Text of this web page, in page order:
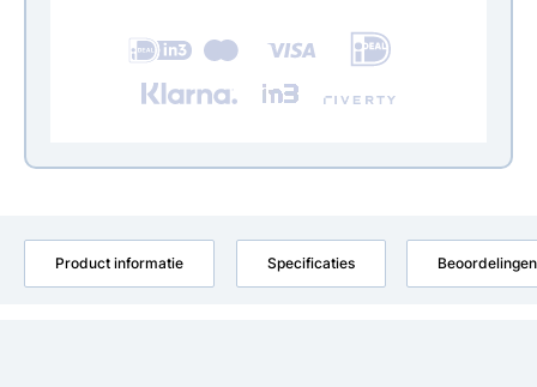
Product informatie Specificaties Beoordelingen